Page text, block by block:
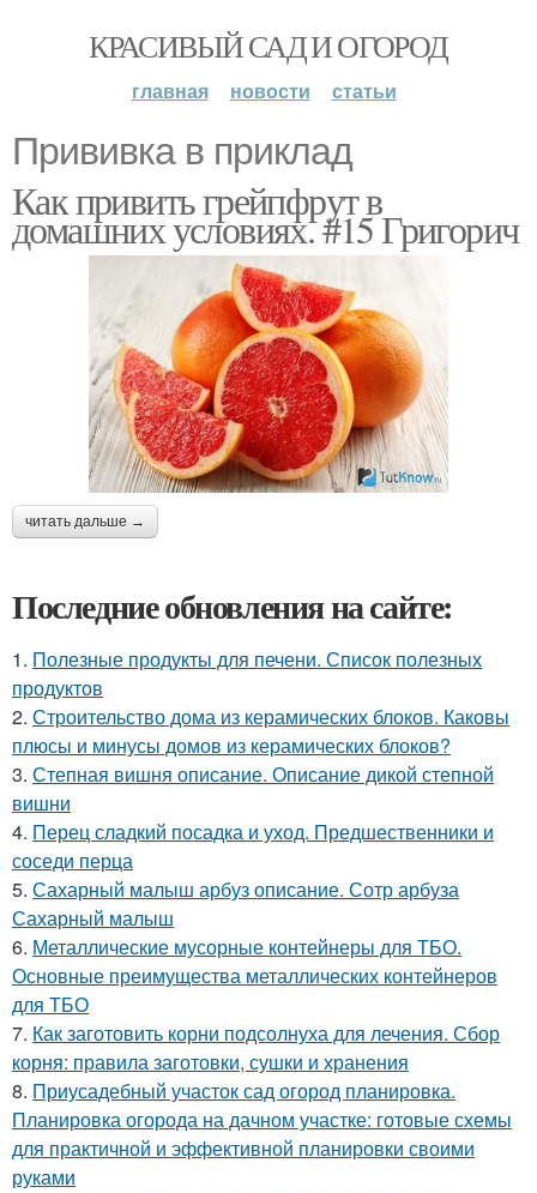
КРАСИВЫЙ САД И ОГОРОД
главная новости статьи
Прививка в приклад
Как привить грейпфрут в
домашних условиях. #15 Григорич
читать дальше →
Последние обновления на сайте:
1. Полезные продукты для печени. Список полезных
продуктов
2. Строительство дома из керамических блоков. Каковы
плюсы и минусы домов из керамических блоков?
3. Степная вишня описание. Описание дикой степной
вишни
4. Перец сладкий посадка и уход. Предшественники и
соседи перца
5. Сахарный малыш арбуз описание. Сотр арбуза
Сахарный малыш
6. Металлические мусорные контейнеры для ТБО.
Основные преимущества металлических контейнеров
для ТБО
7. Как заготовить корни подсолнуха для лечения. Сбор
корня: правила заготовки, сушки и хранения
8. Приусадебный участок сад огород планировка.
Планировка огорода на дачном участке: готовые схемы
для практичной и эффективной планировки своими
руками